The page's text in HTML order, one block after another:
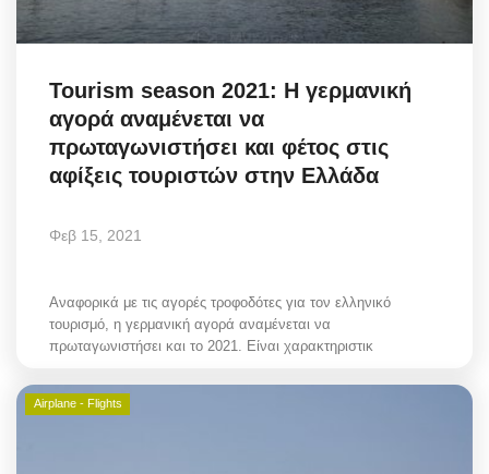
Ελληνικά English
Tourism season 2021: Η γερμανική
αγορά αναμένεται να
πρωταγωνιστήσει και φέτος στις
αφίξεις τουριστών στην Ελλάδα
Φεβ 15, 2021
Αναφορικά με τις αγορές τροφοδότες για τον ελληνικό
τουρισμό, η γερμανική αγορά αναμένεται να
πρωταγωνιστήσει και το 2021. Είναι χαρακτηριστικ
Airplane - Flights